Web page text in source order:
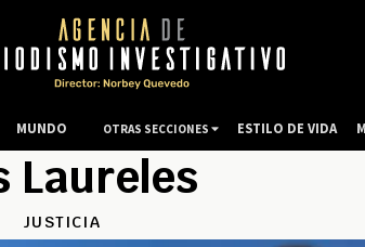
Laureles
JUSTICIA
MUNDO OTRAS SECCIONES ESTILO DE VIDA